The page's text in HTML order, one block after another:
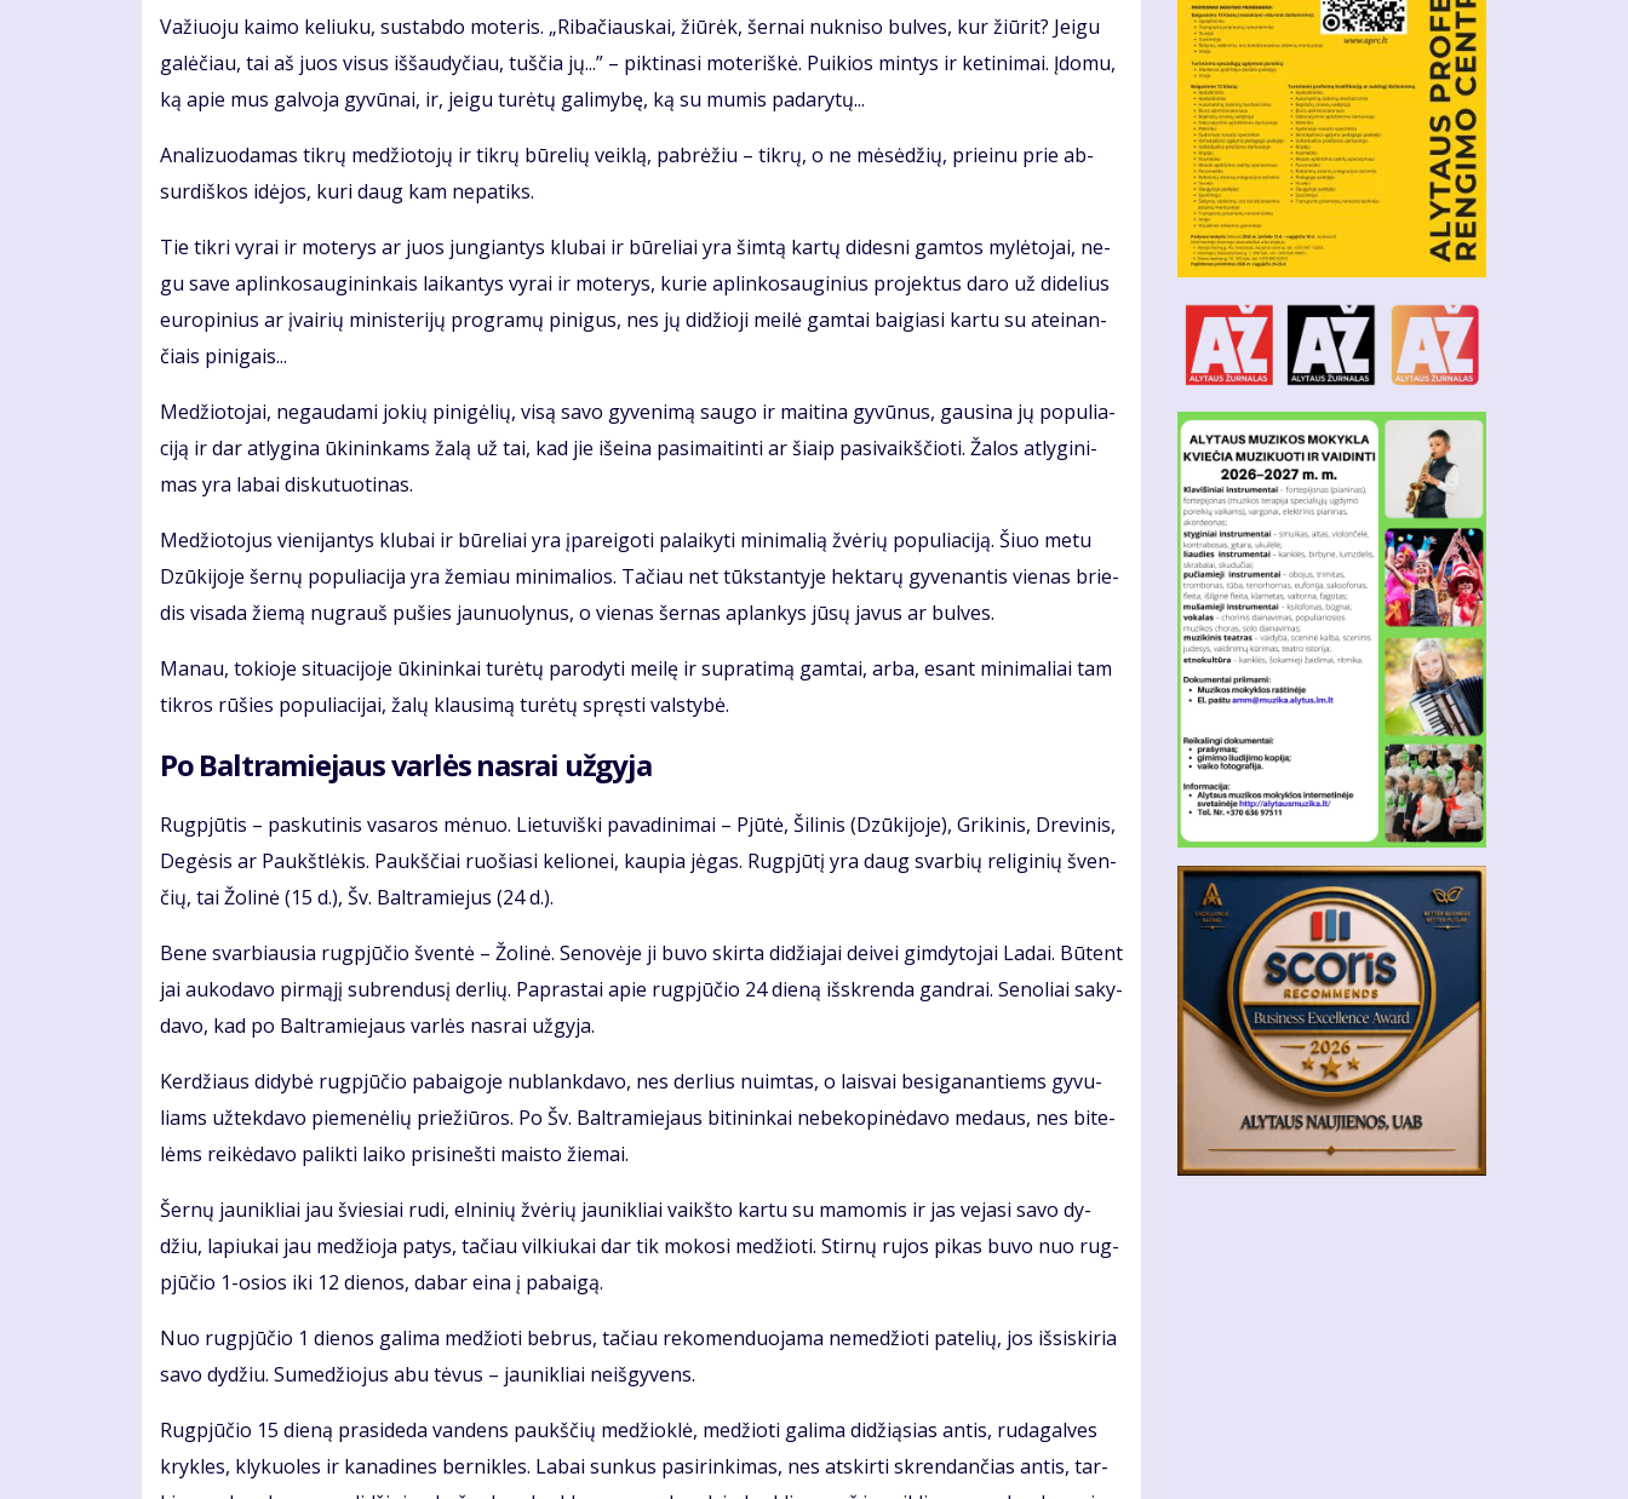
Va­žiuo­ju kai­mo ke­liu­ku, su­stab­do mo­te­ris. „Ri­ba­čiaus­kai, žiū­rėk, šer­nai nu­kni­so bul­ves, kur žiū­rit? Jei­gu
ga­lė­čiau, tai aš juos vi­sus iš­šau­dy­čiau, tuš­čia jų...” – pik­ti­na­si mo­te­riš­kė. Pui­kios min­tys ir ke­ti­ni­mai. Įdo­mu,
ką apie mus gal­vo­ja gy­vū­nai, ir, jei­gu tu­rė­tų ga­li­my­bę, ką su mu­mis pa­da­ry­tų...
Ana­li­zuo­da­mas tik­rų me­džio­to­jų ir tik­rų bū­re­lių veik­lą, pa­brė­žiu – tik­rų, o ne mė­sė­džių, pri­ei­nu prie ab­
sur­diš­kos idė­jos, ku­ri daug kam ne­pa­tiks.
Tie tik­ri vy­rai ir mo­te­rys ar juos jun­gian­tys klu­bai ir bū­re­liai yra šim­tą kar­tų di­des­ni gam­tos my­lė­to­jai, ne­
gu sa­ve ap­lin­ko­sau­gi­nin­kais lai­kan­tys vy­rai ir mo­te­rys, ku­rie ap­lin­ko­sau­gi­nius pro­jek­tus da­ro už di­de­lius
eu­ro­pi­nius ar įvai­rių mi­nis­te­ri­jų pro­gra­mų pi­ni­gus, nes jų di­džio­ji mei­lė gam­tai bai­gia­si kar­tu su at­ei­nan­
čiais pi­ni­gais...
Me­džio­to­jai, ne­gau­da­mi jo­kių pi­ni­gė­lių, vi­są sa­vo gy­ve­ni­mą sau­go ir mai­ti­na gy­vū­nus, gau­si­na jų po­pu­lia­
ci­ją ir dar at­ly­gi­na ūki­nin­kams ža­lą už tai, kad jie iš­ei­na pa­si­mai­tin­ti ar šiaip pa­si­vaikš­čio­ti. Ža­los at­ly­gi­ni­
mas yra la­bai dis­ku­tuo­ti­nas.
Me­džio­to­jus vie­ni­jan­tys klu­bai ir bū­re­liai yra įpa­rei­go­ti pa­lai­ky­ti mi­ni­ma­lią žvė­rių po­pu­lia­ci­ją. Šiuo me­tu
Dzū­ki­jo­je šer­nų po­pu­lia­ci­ja yra že­miau mi­ni­ma­lios. Ta­čiau net tūks­tan­ty­je hek­ta­rų gy­ve­nan­tis vie­nas brie­
dis vi­sa­da žie­mą nu­grauš pu­šies jau­nuo­ly­nus, o vie­nas šer­nas ap­lan­kys jū­sų ja­vus ar bul­ves.
Ma­nau, to­kio­je si­tu­a­ci­jo­je ūki­nin­kai tu­rė­tų pa­ro­dy­ti mei­lę ir su­pra­ti­mą gam­tai, ar­ba, esant mi­ni­ma­liai tam
tik­ros rū­šies po­pu­lia­ci­jai, ža­lų klau­si­mą tu­rė­tų spręs­ti vals­ty­bė.
Po Bal­tra­mie­jaus var­lės nas­rai už­gy­ja
Rug­pjū­tis – pas­ku­ti­nis va­sa­ros mė­nuo. Lie­tu­viš­ki pa­va­di­ni­mai – Pjū­tė, Ši­li­nis (Dzū­ki­jo­je), Gri­ki­nis, Dre­vi­nis,
De­gė­sis ar Paukšt­lė­kis. Paukš­čiai ruo­šia­si ke­lio­nei, kau­pia jė­gas. Rug­pjū­tį yra daug svar­bių re­li­gi­nių šven­
čių, tai Žo­li­nė (15 d.), Šv. Bal­tra­mie­jus (24 d.).
Be­ne svar­biau­sia rug­pjū­čio šven­tė – Žo­li­nė. Se­no­vė­je ji bu­vo skir­ta di­džia­jai dei­vei gim­dy­to­jai La­dai. Bū­tent
jai au­ko­da­vo pir­mą­jį su­bren­du­sį der­lių. Pa­pras­tai apie rug­pjū­čio 24 die­ną iš­skren­da gan­drai. Se­no­liai sa­ky­
da­vo, kad po Bal­tra­mie­jaus var­lės nas­rai už­gy­ja.
Ker­džiaus di­dy­bė rug­pjū­čio pa­bai­go­je nu­blank­da­vo, nes der­lius nuim­tas, o lais­vai be­si­ga­nan­tiems gy­vu­
liams už­tek­da­vo pie­me­nė­lių prie­žiū­ros. Po Šv. Bal­tra­mie­jaus bi­ti­nin­kai ne­be­ko­pi­nė­da­vo me­daus, nes bi­te­
lėms rei­kė­da­vo pa­lik­ti lai­ko pri­si­neš­ti mais­to žie­mai.
Šer­nų jau­nik­liai jau švie­siai ru­di, el­ni­nių žvė­rių jau­nik­liai vaikš­to kar­tu su ma­mo­mis ir jas ve­ja­si sa­vo dy­
džiu, la­piu­kai jau me­džio­ja pa­tys, ta­čiau vil­kiu­kai dar tik mo­ko­si me­džio­ti. Stir­nų ru­jos pi­kas bu­vo nuo rug­
pjū­čio 1-osios iki 12 die­nos, da­bar ei­na į pa­bai­gą.
Nuo rug­pjū­čio 1 die­nos ga­li­ma me­džio­ti beb­rus, ta­čiau re­ko­men­duo­ja­ma ne­me­džio­ti pa­te­lių, jos iš­si­ski­ria
sa­vo dy­džiu. Su­me­džio­jus abu tė­vus – jau­nik­liai ne­iš­gy­vens.
Rug­pjū­čio 15 die­ną pra­si­de­da van­dens paukš­čių me­džiok­lė, me­džio­ti ga­li­ma di­dži­ą­sias an­tis, ru­da­gal­ves
kryk­les, kly­kuo­les ir ka­na­di­nes ber­nik­les. La­bai sun­kus pa­si­rin­ki­mas, nes at­skir­ti skren­dan­čias an­tis, tar­